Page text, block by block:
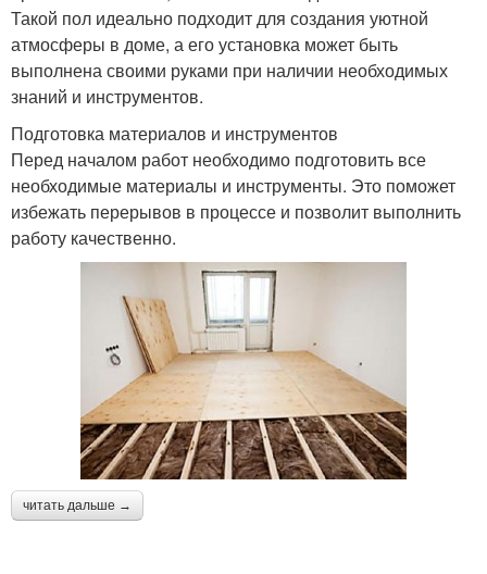
Такой пол идеально подходит для создания уютной
атмосферы в доме, а его установка может быть
выполнена своими руками при наличии необходимых
знаний и инструментов.
Подготовка материалов и инструментов
Перед началом работ необходимо подготовить все
необходимые материалы и инструменты. Это поможет
избежать перерывов в процессе и позволит выполнить
работу качественно.
читать дальше →